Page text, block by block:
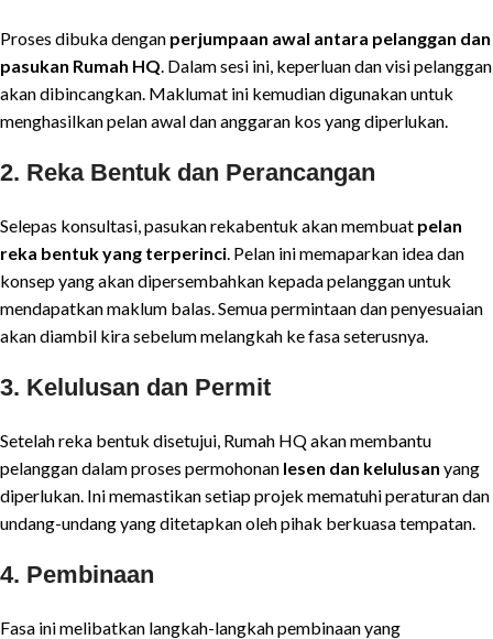
Proses dibuka dengan perjumpaan awal antara pelanggan dan
pasukan Rumah HQ . Dalam sesi ini, keperluan dan visi pelanggan
akan dibincangkan. Maklumat ini kemudian digunakan untuk
menghasilkan pelan awal dan anggaran kos yang diperlukan.
2. Reka Bentuk dan Perancangan
Selepas konsultasi, pasukan rekabentuk akan membuat pelan
reka bentuk yang terperinci . Pelan ini memaparkan idea dan
konsep yang akan dipersembahkan kepada pelanggan untuk
mendapatkan maklum balas. Semua permintaan dan penyesuaian
akan diambil kira sebelum melangkah ke fasa seterusnya.
3. Kelulusan dan Permit
Setelah reka bentuk disetujui, Rumah HQ akan membantu
pelanggan dalam proses permohonan lesen dan kelulusan yang
diperlukan. Ini memastikan setiap projek mematuhi peraturan dan
undang-undang yang ditetapkan oleh pihak berkuasa tempatan.
4. Pembinaan
Fasa ini melibatkan langkah-langkah pembinaan yang